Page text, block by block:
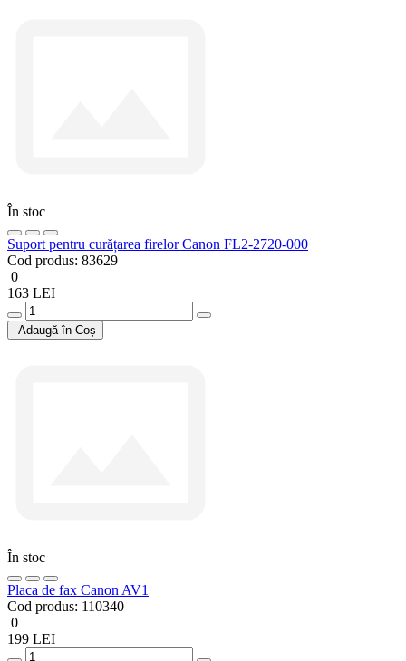
În stoc
Suport pentru curățarea firelor Canon FL2-2720-000
Cod produs: 83629
0
163 LEI
Adaugă în Coș
În stoc
Placa de fax Canon AV1
Cod produs: 110340
0
199 LEI